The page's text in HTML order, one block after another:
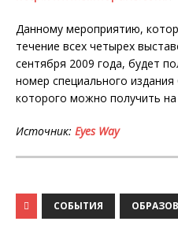
Данному мероприятию,
течение всех четырех
сентября 2009 года, будет
номер специального
которого можно получить на
Источник: Eyes Way
СОБЫТИЯ